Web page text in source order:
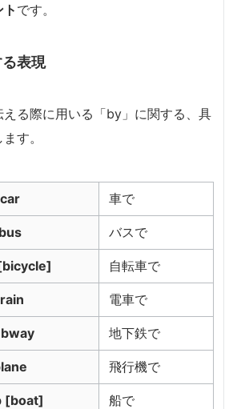
です。
表現
える際に用いる「by」に関する、具
す。
車で
バスで
自転車で
電車で
地下鉄で
飛行機で
[boat] 船で